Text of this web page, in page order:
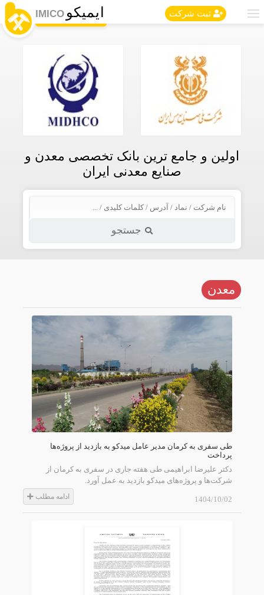
ثبت شرکت ایمیکو IMICO
اولین و جامع ترین بانک تخصصی معدن و
صنایع معدنی ایران
جستجو
معدن
طی سفری به کرمان مدیر عامل میدکو به بازدید از پروژه‌ها
پرداخت
دکتر علیرضا ابراهیمی طی هفته جاری در سفری به کرمان از
شرکت‌ها و پروژه‌های میدکو بازدید به عمل آورد.
1404/10/02 ادامه مطلب